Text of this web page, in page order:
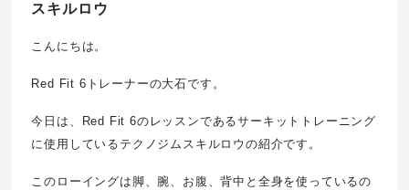
スキルロウ
こんにちは。
Red Fit 6トレーナーの大石です。
今日は、Red Fit 6のレッスンであるサーキットトレーニング
に使用しているテクノジムスキルロウの紹介です。
このローイングは脚、腕、お腹、背中と全身を使っているの